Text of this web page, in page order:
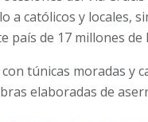
a católicos y locales,
país de 17 millones
con túnicas moradas y
elaboradas de